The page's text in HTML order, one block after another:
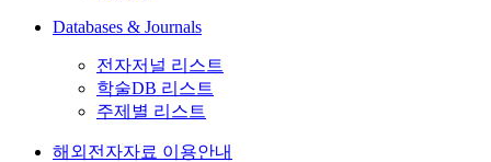
Databases & Journals
전자저널 리스트
학술DB 리스트
주제별 리스트
해외전자자료 이용안내